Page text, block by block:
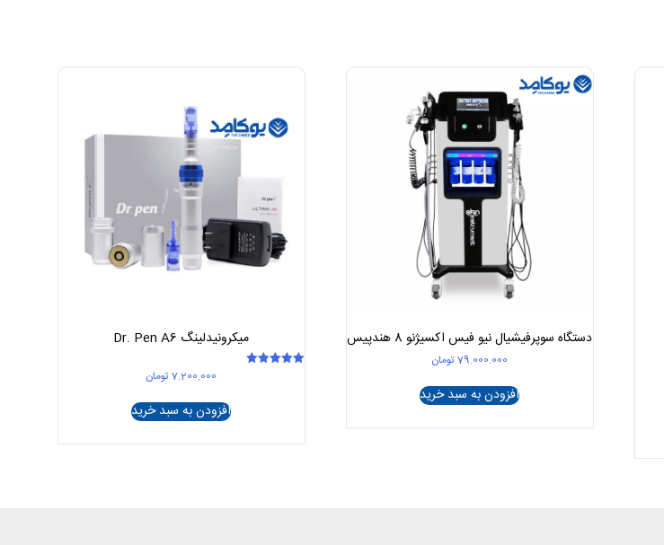
دستگاه سوپرفیشیال نیو فیس اکسیژنو 8 هندپیس
79.000.000 تومان
افزودن به سبد خرید
میکرونیدلینگ Dr. Pen A6
7.200.000 تومان
افزودن به سبد خرید